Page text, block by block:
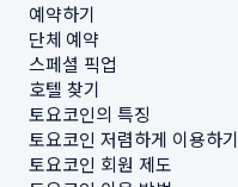
예약하기
단체 예약
스페셜 픽업
호텔 찾기
토요코인의 특징
토요코인 저렴하게 이용하기
토요코인 회원 제도